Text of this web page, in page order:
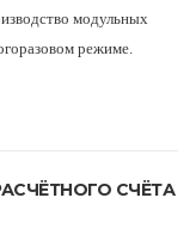
модульных
режиме.
СЧЁТА